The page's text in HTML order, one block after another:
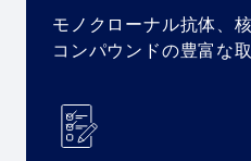
モノクローナル抗体、
コンパウンドの豊富な